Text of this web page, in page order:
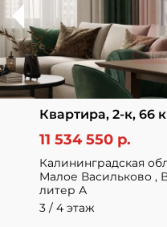
Квартира, 2-к, 66
11 534 550 р.
Калининградская
Малое Васильково ,
литер А
3 / 4 этаж